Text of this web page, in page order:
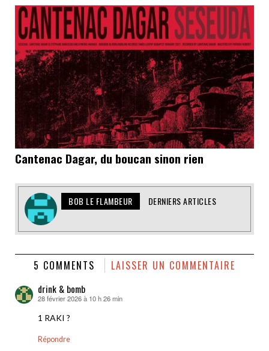
Cantenac Dagar, du boucan sinon rien
BOB LE FLAMBEUR DERNIERS ARTICLES
5 COMMENTS LAISSER UN COMMENTAIRE
drink & bomb
dit :
28 février 2026 à 10 h 26 min
1 RAKI ?
Répondre